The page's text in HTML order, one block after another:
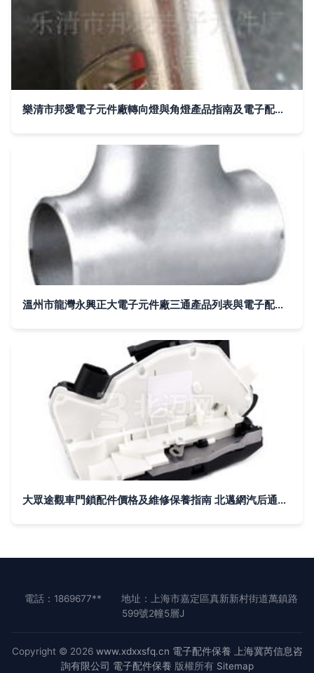
樂清市邦愛電子元件廠轉向燈與角燈產品指南及電子配件保養要訣
溫州市龍灣永興正大電子元件廠三通產品列表與電子配件保養指南
大眾途觀車門鎖配件價格及維修保養指南 北邁網汽后通一站式解決方案
電話：1869677**
地址：上海市嘉定區真新新村街道萬鎮路
599號2幢5層J
Copyright © 2026 www.xdxxsfq.cn 電子配件保養
上海冀芮信息咨
詢有限公司 電子配件保養 版權所有 Sitemap